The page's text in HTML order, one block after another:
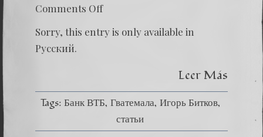
Comments Off
Sorry, this entry is only available in
Русский.
Leer Más
Tags: Банк ВТБ Гватемала Игорь Битков
статьи